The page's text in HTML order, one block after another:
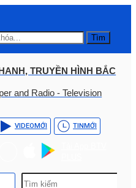
Tìm
TRUYỀN HÌNH BẮC
and Radio - Television
VIDEOMỚI TINMỚI